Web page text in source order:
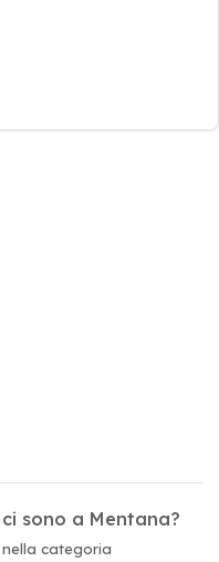
sono a Mentana?
categoria